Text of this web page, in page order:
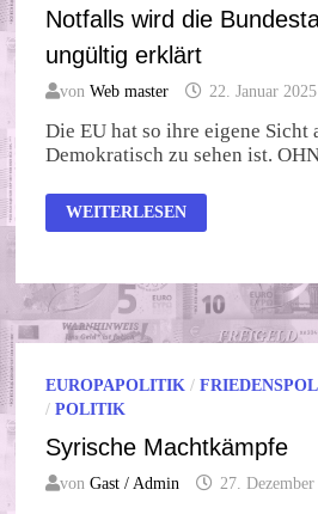
Notfalls wird die
ungültig erklärt
vonWeb master 22. Januar 2025
Die EU hat so ihre eigene Sicht
Demokratisch zu sehen ist.
NOTFALLS
WIRD
UNGÜLTIG
ERKLÄRT
WEITERLESEN
EUROPAPOLITIK /
/POLITIK
Syrische Machtkämpfe
vonGast / Admin 27.